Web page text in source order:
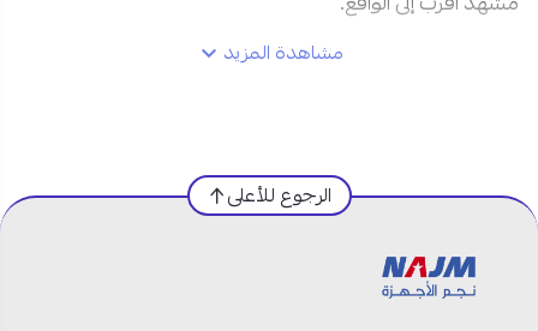
رقم الموديل:NIK70MEU4STN
النوع:شاشة سمارت
الدقة:UHD 4K HDR
نظام التشغيل:
مشاهدة المزيد
الرجوع للأعلى